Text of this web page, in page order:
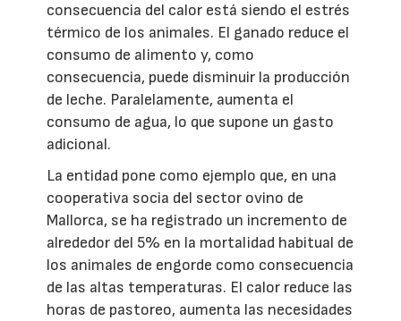
consecuencia del calor está siendo el estrés
térmico de los animales. El ganado reduce el
consumo de alimento y, como
consecuencia, puede disminuir la producción
de leche. Paralelamente, aumenta el
consumo de agua, lo que supone un gasto
adicional.
La entidad pone como ejemplo que, en una
cooperativa socia del sector ovino de
Mallorca, se ha registrado un incremento de
alrededor del 5% en la mortalidad habitual de
los animales de engorde como consecuencia
de las altas temperaturas. El calor reduce las
horas de pastoreo, aumenta las necesidades